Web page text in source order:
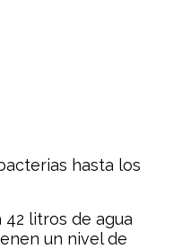
hasta los
litros de agua
un nivel de